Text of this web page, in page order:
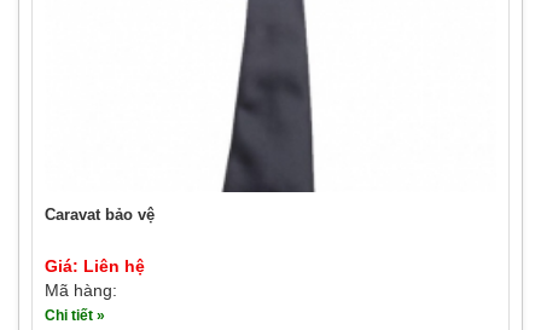
Caravat bảo vệ
Giá: Liên hệ
Mã hàng:
Chi tiết »